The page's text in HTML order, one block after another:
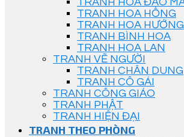
TRANH HOA HỒNG
TRANH HOA
TRANH BÌNH HOA
TRANH HOA LAN
TRANH VẼ NGƯỜI
TRANH CHÂN DUNG
TRANH CÔ GÁI
TRANH CÔNG GIÁO
TRANH PHẬT
TRANH HIỆN ĐẠI
TRANH THEO PHÒNG